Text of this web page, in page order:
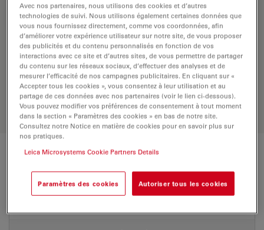
DEMANDE DE DEVIS
Découvrez la solution idéale.
Explorez notresélecteur d’objectifs
comparez les alternatives et trouvez
l’option la mieux adaptée à vos
besoins.
Caractéristiques techniques
Avec nos partenaires, nous utilisons des cookies et d’autres
technologies de suivi. Nous utilisons également certaines données que
vous nous fournissez directement, comme vos coordonnées, afin
d’améliorer votre expérience utilisateur sur notre site, de vous proposer
des publicités et du contenu personnalisés en fonction de vos
interactions avec ce site et d’autres sites, de vous permettre de partager
du contenu sur les réseaux sociaux, d’effectuer des analyses et de
mesurer l’efficacité de nos campagnes publicitaires. En cliquant sur «
Accepter tous les cookies », vous consentez à leur utilisation et au
partage de ces données avec nos partenaires (voir le lien ci-dessous).
Vous pouvez modifier vos préférences de consentement à tout moment
dans la section « Paramètres des cookies » en bas de notre site.
Consultez notre Notice en matière de cookies pour en savoir plus sur
nos pratiques.
Leica Microsystems Cookie Partners Details
Paramètres des cookies Autoriser tous les cookies